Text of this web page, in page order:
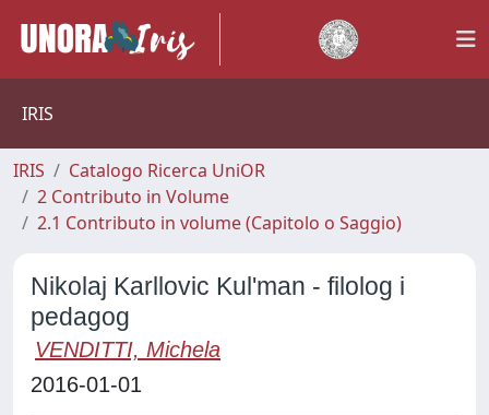
IRIS
IRIS
Catalogo Ricerca UniOR
2 Contributo in Volume
2.1 Contributo in volume (Capitolo o Saggio)
Nikolaj Karllovic Kul'man - filolog i
pedagog
VENDITTI, Michela
2016-01-01